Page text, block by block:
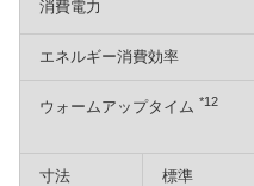
消費電力
エネルギー消費効率
ウォームアップタイム *12
寸法 標準